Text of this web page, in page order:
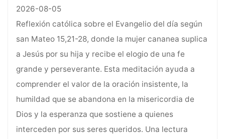
2026-08-05
Reflexión católica sobre el Evangelio del día según
san Mateo 15,21-28, donde la mujer cananea suplica
a Jesús por su hija y recibe el elogio de una fe
grande y perseverante. Esta meditación ayuda a
comprender el valor de la oración insistente, la
humildad que se abandona en la misericordia de
Dios y la esperanza que sostiene a quienes
interceden por sus seres queridos. Una lectura